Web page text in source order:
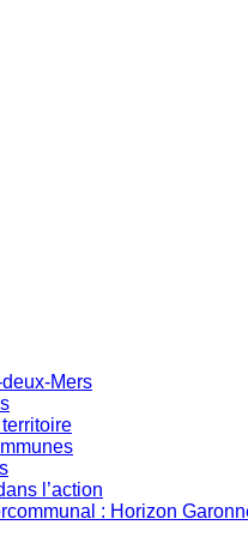
deux-Mers
l’action
: Horizon